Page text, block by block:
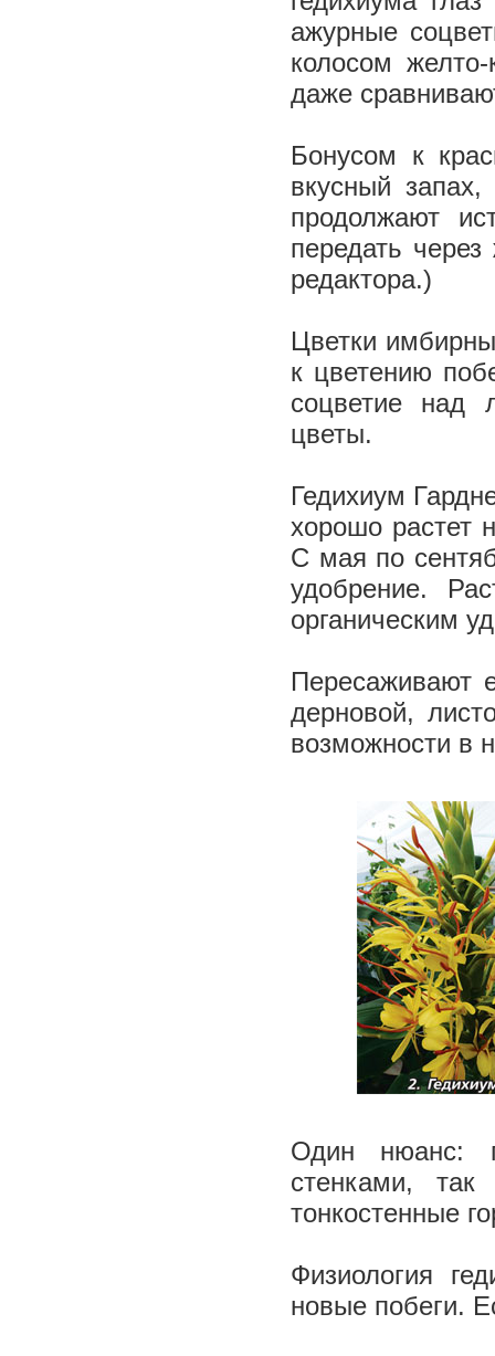
ажурные
колосом
даже
Бонусом к
вкусный
продолжают
передать
редактора.)
Цветки
к цветению
соцветие над
цветы.
Гедихиум
хорошо растет
С мая по
удобрение.
органическим
Пересаживают
дерновой,
возможности в
Один нюанс:
стенками,
тонкостенные
Физиология
новые побеги.